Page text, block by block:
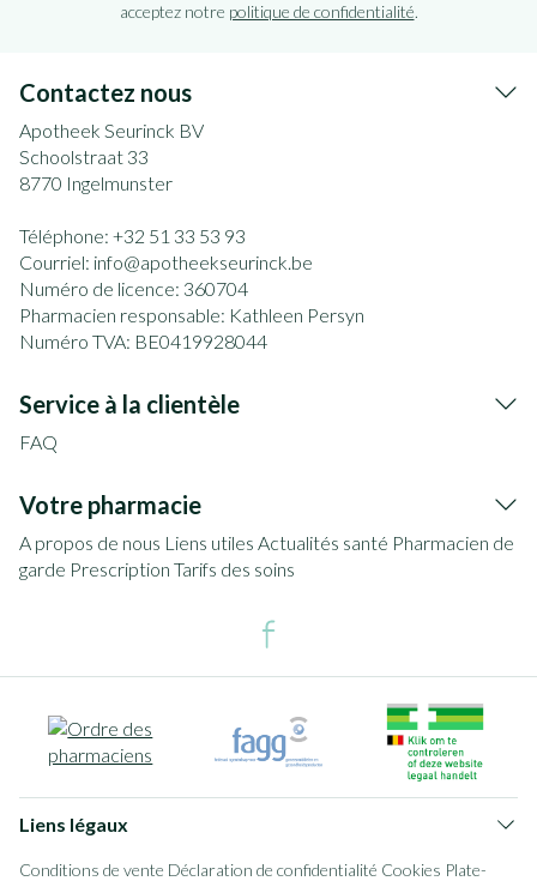
acceptez notre politique de confidentialité.
Contactez nous
Apotheek Seurinck BV
Schoolstraat 33
8770 Ingelmunster
Téléphone: +32 51 33 53 93
Courriel: info@apotheekseurinck.be
Numéro de licence: 360704
Pharmacien responsable: Kathleen Persyn
Numéro TVA: BE0419928044
Service à la clientèle
FAQ
Votre pharmacie
A propos de nous Liens utiles Actualités santé Pharmacien de
garde Prescription Tarifs des soins
Liens légaux
Conditions de vente Déclaration de confidentialité Cookies Plate-